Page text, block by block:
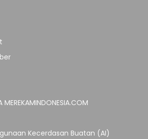
MEREKAMINDONESIA.COM
Kecerdasan Buatan (AI)